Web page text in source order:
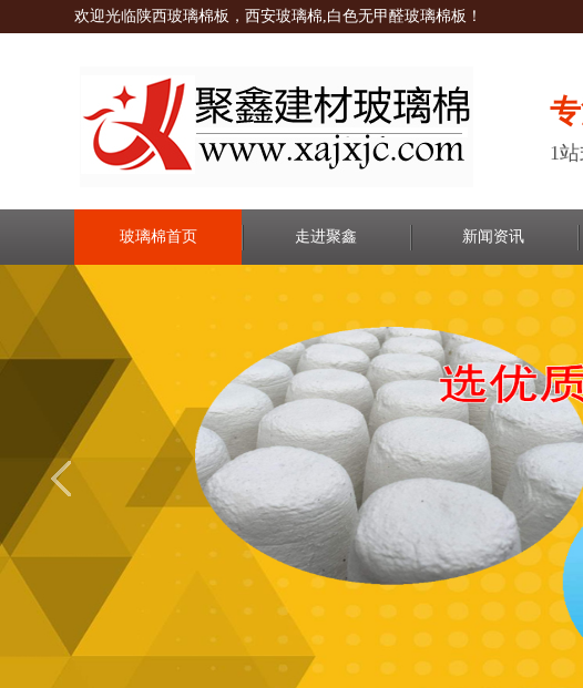
欢迎光临陕西玻璃棉板，西安玻璃棉,白色无甲醛玻璃棉板！
1
玻璃棉首页 走进聚鑫 新闻资讯